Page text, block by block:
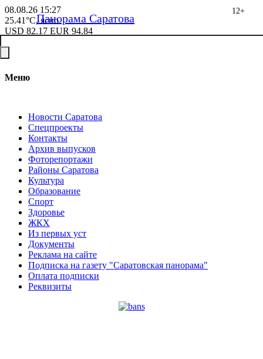
08.08.26 15:27
25.41°C, ясно
USD 82.17 EUR 94.84
Меню
Новости Саратова
Спецпроекты
Контакты
Архив выпусков
Фоторепортажи
Районы Саратова
Культура
Образование
Спорт
Здоровье
ЖКХ
Из пеpвых уст
Документы
Реклама на сайте
Подписка на газету "Саратовская панорама"
Оплата подписки
Реквизиты
Панорама Саратова
12+